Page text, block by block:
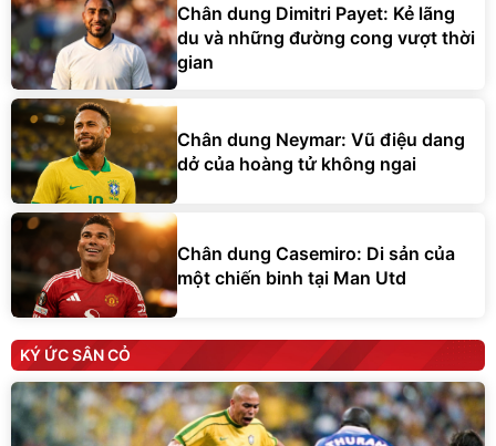
Chân dung Dimitri Payet: Kẻ lãng
du và những đường cong vượt thời
gian
Chân dung Neymar: Vũ điệu dang
dở của hoàng tử không ngai
Chân dung Casemiro: Di sản của
một chiến binh tại Man Utd
KÝ ỨC SÂN CỎ